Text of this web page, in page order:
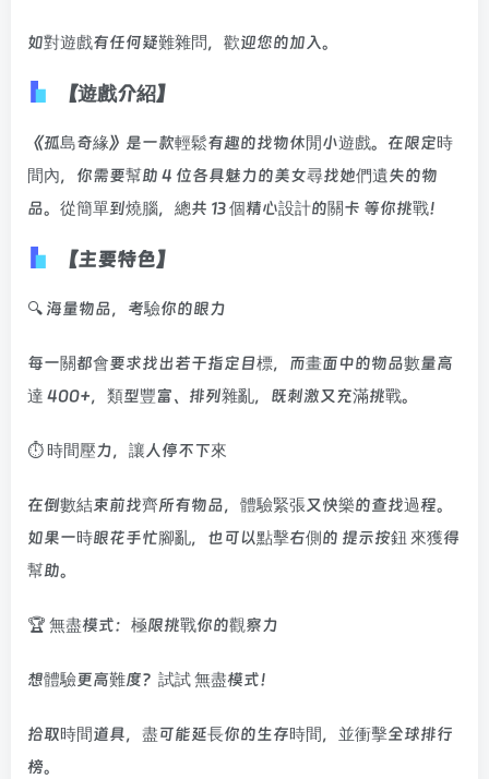
如對遊戲有任何疑難雜問，歡迎您的加入。
【遊戲介紹】
《孤島奇緣》是一款輕鬆有趣的找物休閒小遊戲。在限定時
間內，你需要幫助 4 位各具魅力的美女尋找她們遺失的物
品。從簡單到燒腦，總共 13 個精心設計的關卡 等你挑戰！
【主要特色】
🔍 海量物品，考驗你的眼力
每一關都會要求找出若干指定目標，而畫面中的物品數量高
達 400+，類型豐富、排列雜亂，既刺激又充滿挑戰。
⏱️ 時間壓力，讓人停不下來
在倒數結束前找齊所有物品，體驗緊張又快樂的查找過程。
如果一時眼花手忙腳亂，也可以點擊右側的 提示按鈕 來獲得
幫助。
🏆 無盡模式：極限挑戰你的觀察力
想體驗更高難度？試試 無盡模式！
拾取時間道具，盡可能延長你的生存時間，並衝擊全球排行
榜。